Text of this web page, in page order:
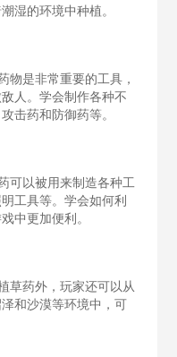
湿的环境中种植。
是非常重要的工具，
人。学会制作各种不
击药和防御药等。
可以被用来制造各种工
工具等。学会如何利
中更加便利。
草药外，玩家还可以从
和沙漠等环境中，可